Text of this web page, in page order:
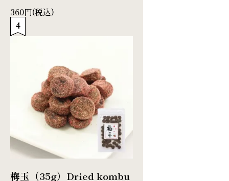
360円(税込)
梅玉（35g） Dried kombu